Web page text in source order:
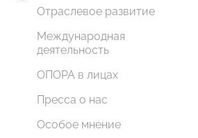
Отраслевое развитие
Международная
деятельность
ОПОРА в лицах
Пресса о нас
Особое мнение